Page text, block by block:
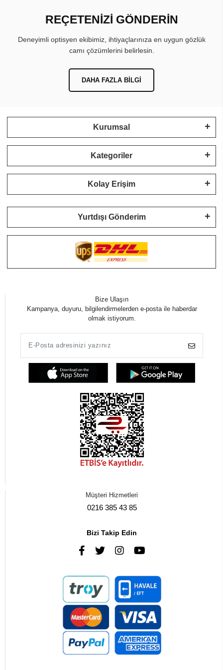
REÇETENİZİ GÖNDERİN
Deneyimli optisyen ekibimiz, ihtiyaçlarınıza en uygun gözlük
camı çözümlerini belirlesin.
DAHA FAZLA BILGI
Kurumsal
Kategoriler
Kolay Erişim
Yurtdışı Gönderim
Bize Ulaşın
Kampanya, duyuru, bilgilendirmelerden e-posta ile haberdar
olmak istiyorum.
Müşteri Hizmetleri
0216 385 43 85
Bizi Takip Edin